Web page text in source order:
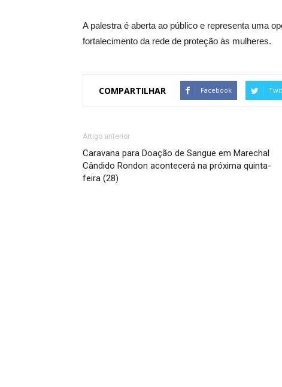
A palestra é aberta ao público e representa uma
fortalecimento da rede de proteção às mulheres.
COMPARTILHAR Facebook
Artigo anterior
Caravana para Doação de Sangue em Marechal
Cândido Rondon acontecerá na próxima quinta-
feira (28)